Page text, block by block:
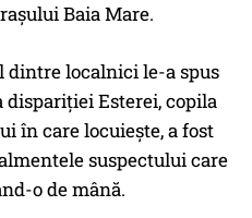
Baia Mare.
dintre localnici le-a spus
Esterei, copila
în care locuiește, a fost
suspectului care
o de mână.